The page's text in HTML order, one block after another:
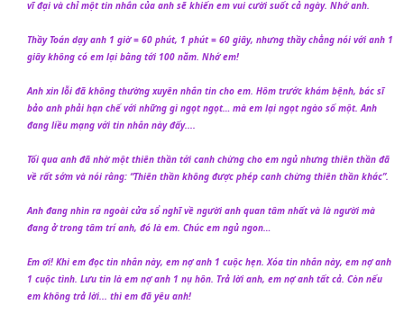
vĩ đại và chỉ một tin nhắn của anh sẽ khiến em vui cười suốt cả ngày. Nhớ anh.
Thầy Toán dạy anh 1 giờ = 60 phút, 1 phút = 60 giây, nhưng thầy chẳng nói với anh 1
giây không có em lại bằng tới 100 năm. Nhớ em!
Anh xin lỗi đã không thường xuyên nhắn tin cho em. Hôm trước khám bệnh, bác sĩ
bảo anh phải hạn chế với những gì ngọt ngọt… mà em lại ngọt ngào số một. Anh
đang liều mạng với tin nhắn này đấy....
Tối qua anh đã nhờ một thiên thần tới canh chừng cho em ngủ nhưng thiên thần đã
về rất sớm và nói rằng: “Thiên thần không được phép canh chừng thiên thần khác”.
Anh đang nhìn ra ngoài cửa sổ nghĩ về người anh quan tâm nhất và là người mà
đang ở trong tâm trí anh, đó là em. Chúc em ngủ ngon…
Em ơi! Khi em đọc tin nhắn này, em nợ anh 1 cuộc hẹn. Xóa tin nhắn này, em nợ anh
1 cuộc tình. Lưu tin là em nợ anh 1 nụ hôn. Trả lời anh, em nợ anh tất cả. Còn nếu
em không trả lời... thì em đã yêu anh!